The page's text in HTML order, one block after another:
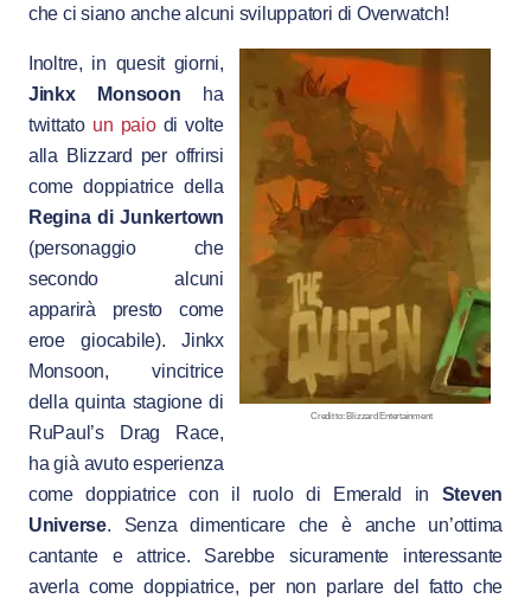
che ci siano anche alcuni sviluppatori di Overwatch!
Credit to: Blizzard Entertainment
Inoltre, in quesit giorni,
Jinkx Monsoon ha
twittato un paiodi volte
alla Blizzard per offrirsi
come doppiatrice della
Regina di Junkertown
(personaggio che
secondo alcuni
apparirà presto come
eroe giocabile). Jinkx
Monsoon, vincitrice
della quinta stagione di
RuPaul’s Drag Race,
ha già avuto esperienza
come doppiatrice con il ruolo di Emerald in Steven
Universe. Senza dimenticare che è anche un’ottima
cantante e attrice. Sarebbe sicuramente interessante
averla come doppiatrice, per non parlare del fatto che